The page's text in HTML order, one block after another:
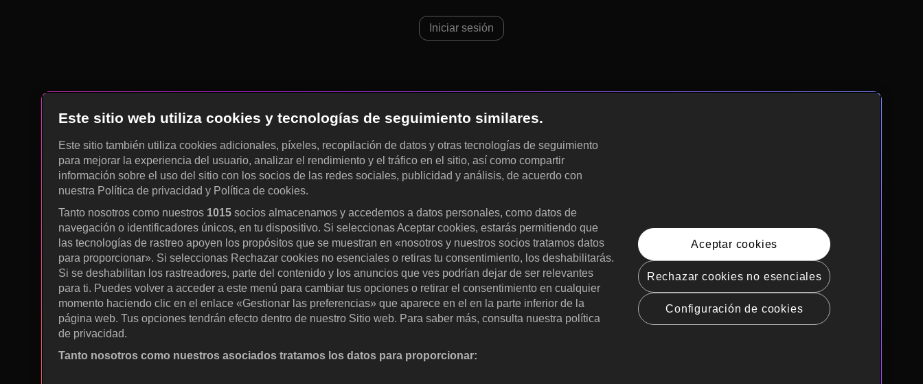
Iniciar sesión
Este sitio web utiliza cookies y tecnologías de seguimiento similares.
Este sitio también utiliza cookies adicionales, píxeles, recopilación de datos y otras tecnologías de seguimiento
para mejorar la experiencia del usuario, analizar el rendimiento y el tráfico en el sitio, así como compartir
información sobre el uso del sitio con los socios de las redes sociales, publicidad y análisis, de acuerdo con
nuestra Política de privacidad y Política de cookies.
Tanto nosotros como nuestros 1015 socios almacenamos y accedemos a datos personales, como datos de
navegación o identificadores únicos, en tu dispositivo. Si seleccionas Aceptar cookies, estarás permitiendo que
las tecnologías de rastreo apoyen los propósitos que se muestran en «nosotros y nuestros socios tratamos datos
para proporcionar». Si seleccionas Rechazar cookies no esenciales o retiras tu consentimiento, los deshabilitarás.
Si se deshabilitan los rastreadores, parte del contenido y los anuncios que ves podrían dejar de ser relevantes
para ti. Puedes volver a acceder a este menú para cambiar tus opciones o retirar el consentimiento en cualquier
momento haciendo clic en el enlace «Gestionar las preferencias» que aparece en el en la parte inferior de la
página web. Tus opciones tendrán efecto dentro de nuestro Sitio web. Para saber más, consulta nuestra política
de privacidad.
Tanto nosotros como nuestros asociados tratamos los datos para proporcionar:
Aceptar cookies
Rechazar cookies no esenciales
Configuración de cookies